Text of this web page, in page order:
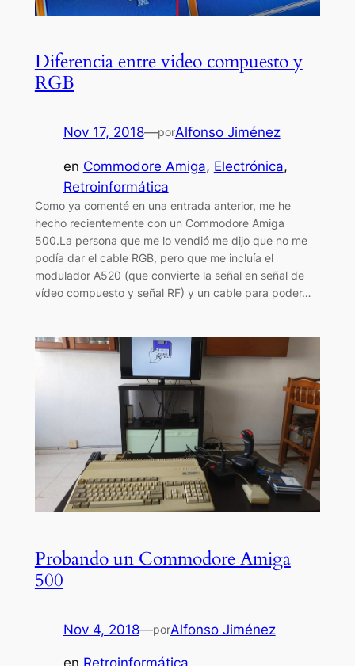
Diferencia entre video compuesto y
RGB
Nov 17, 2018—porAlfonso Jiménez
en Commodore Amiga, Electrónica
Retroinformática
Como ya comenté en una entrada anterior, me he
hecho recientemente con un Commodore Amiga
500.La persona que me lo vendió me dijo que no me
podía dar el cable RGB, pero que me incluía el
modulador A520 (que convierte la señal en señal de
vídeo compuesto y señal RF) y un cable para poder…
Probando un Commodore Amiga
500
Nov 4, 2018—porAlfonso Jiménez